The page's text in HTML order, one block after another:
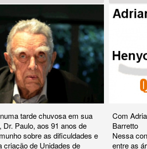
tarde chuvosa em sua
Paulo, aos 91 anos de
sobre as dificuldades e
criação de Unidades de
Com
Barretto
Nessa
entre as